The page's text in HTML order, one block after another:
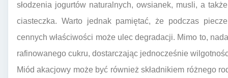
słodzenia jogurtów naturalnych, owsianek, musli, a
ciasteczka. Warto jednak pamiętać, że podczas
cennych właściwości może ulec degradacji. Mimo to,
rafinowanego cukru, dostarczając jednocześnie
Miód akacjowy może być również składnikiem różnego